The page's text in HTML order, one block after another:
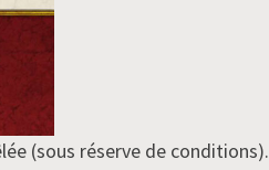
(sous réserve de conditions).